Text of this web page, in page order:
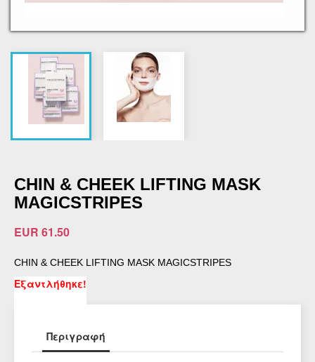
CHIN & CHEEK LIFTING MASK
MAGICSTRIPES
EUR 61.50
CHIN & CHEEK LIFTING MASK MAGICSTRIPES
Εξαντλήθηκε!
Περιγραφή